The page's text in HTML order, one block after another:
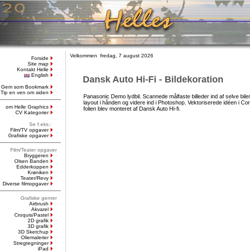
Forside
Site map
Kontakt Helle
English
Gem som Bookmark
Tip en ven om siden
om Helle Graphics
CV Kategorier
Se f.eks.:
Film/TV opgaver
Grafiske opgaver
Film/Teater opgaver
Bryggeren
Olsen Banden
Edderkoppen
Krøniken
Teater/Revy
Diverse filmopgaver
Grafiske genrer
Airbrush
Akvarel
Croquis/Pastel
2D grafik
3D grafik
3D Sketchup
Oliemalerier
Stregtegninger
iPad
Velkommen fredag, 7 august 2026
Dansk Auto Hi-Fi - Bildekoration
Panasonic Demo lydbil. Scannede målfaste billeder ind af selve
layout i hånden og videre ind i Photoshop. Vektoriserede idéen i
folien blev monteret af Dansk Auto Hi-fi.